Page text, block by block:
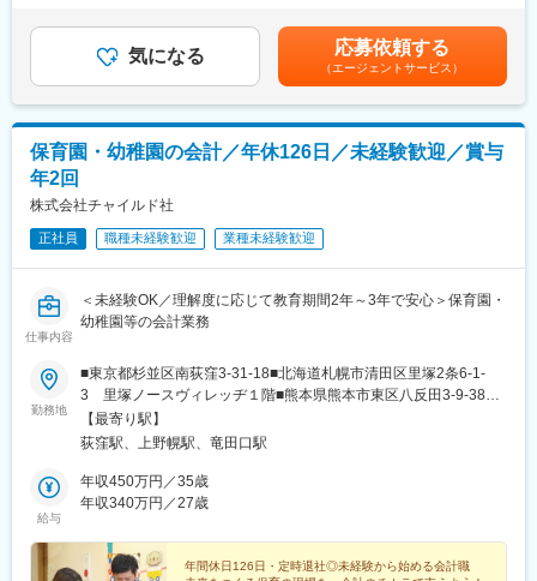
気になる 応募依頼する
（エージェントサービス）
保育園・幼稚園の会計／年休126日／未経験歓迎／賞与
年2回
株式会社チャイルド社
正社員 職種未経験歓迎 業種未経験歓迎
仕事内容
＜未経験OK／理解度に応じて教育期間2年～3年で安心＞保育園・
幼稚園等の会計業務
勤務地
■東京都杉並区南荻窪3-31-18■北海道札幌市清田区里塚2条6-1-
3 里塚ノースヴィレッヂ１階■熊本県熊本市東区八反田3-9-38※
将来的に鹿児島新拠点（鹿児島市南栄）での勤務も可能※上記の幼
保経営サービスの拠点にて、ご希望と適性を考慮して配属しま
――――――――――株式会社幼保経営サービス＜住所＞東京都
杉並区南荻窪3-31-18 チャイルド社3号館4階＜事業内容＞■認可保
担当※受動喫煙対策：屋内禁煙
【最寄り駅】
荻窪駅、上野幌駅、竜田口駅
給与
年収450万円／35歳
年収340万円／27歳
年間休日126日・定時退社◎未経験から始める会計職